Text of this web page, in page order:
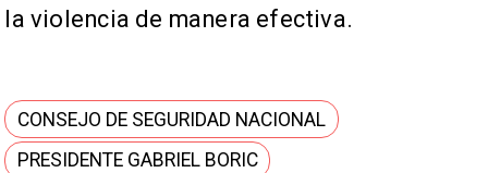
la violencia de manera efectiva.
CONSEJO DE SEGURIDAD NACIONAL
PRESIDENTE GABRIEL BORIC